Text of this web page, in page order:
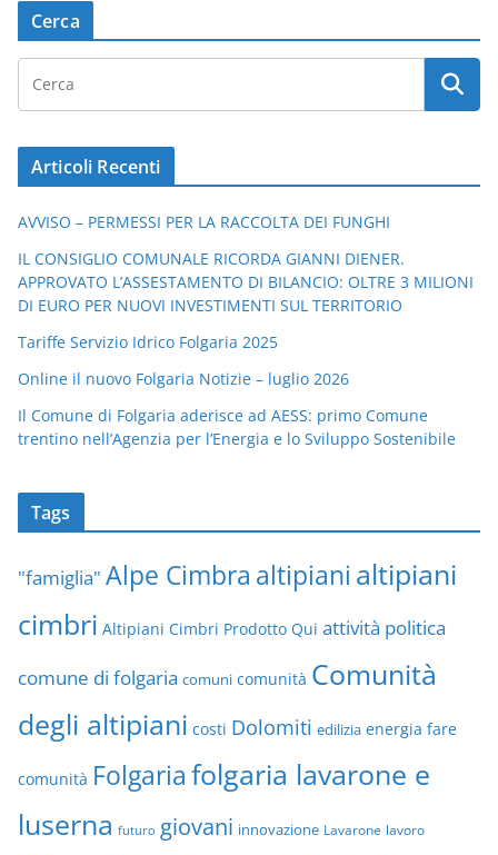
Cerca
Articoli Recenti
AVVISO – PERMESSI PER LA RACCOLTA DEI FUNGHI
IL CONSIGLIO COMUNALE RICORDA GIANNI DIENER.
APPROVATO L’ASSESTAMENTO DI BILANCIO: OLTRE 3 MILIONI
DI EURO PER NUOVI INVESTIMENTI SUL TERRITORIO
Tariffe Servizio Idrico Folgaria 2025
Online il nuovo Folgaria Notizie – luglio 2026
Il Comune di Folgaria aderisce ad AESS: primo Comune
trentino nell’Agenzia per l’Energia e lo Sviluppo Sostenibile
Tags
"famiglia" Alpe Cimbra altipiani altipiani
cimbri Altipiani Cimbri Prodotto Qui attività politica
comune di folgaria comuni comunità Comunità
degli altipiani costi Dolomiti edilizia energia fare
comunità Folgariafolgaria lavarone e
luserna futuro giovani innovazione Lavarone lavoro